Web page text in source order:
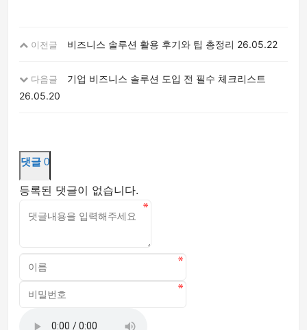
이전글 비즈니스 솔루션 활용 후기와 팁 총정리 26.05.22
다음글
기업 비즈니스 솔루션 도입 전 필수 체크리스트
26.05.20
댓글 0
등록된 댓글이 없습니다.